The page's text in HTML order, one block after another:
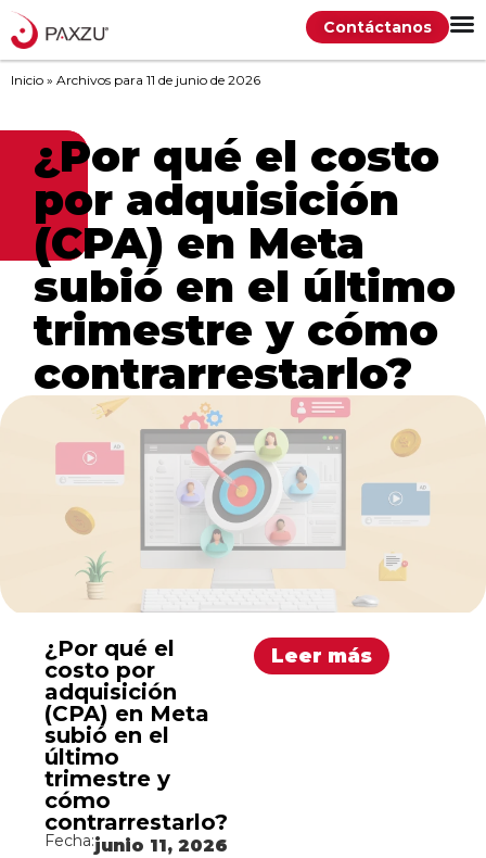
Contáctanos
Inicio » Archivos para 11 de junio de 2026
¿Por qué el costo
por adquisición
(CPA) en Meta
subió en el último
trimestre y cómo
contrarrestarlo?
¿Por qué el
costo por
adquisición
(CPA) en Meta
subió en el
último
trimestre y
cómo
contrarrestarlo?
Fecha:junio 11, 2026
Leer más